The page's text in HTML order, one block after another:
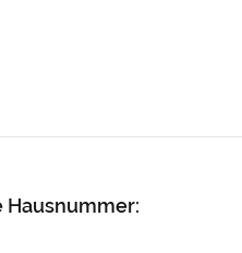
Hausnummer: